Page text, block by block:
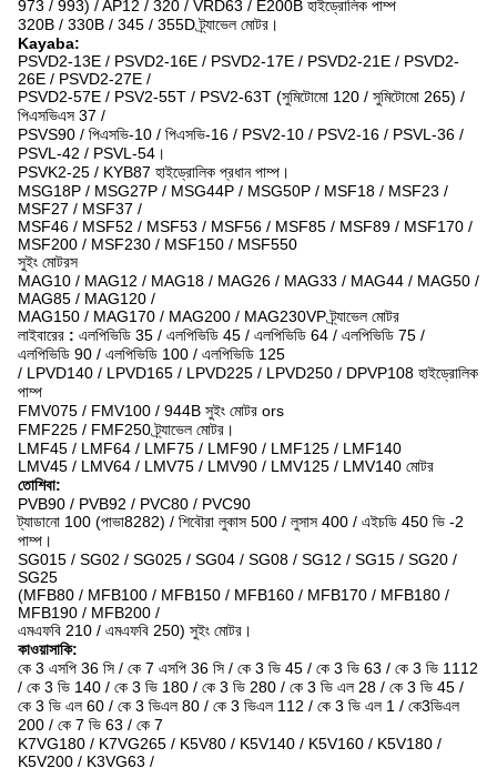
973 / 993) / AP12 / 320 / VRD63 / E200B হাইড্রোলিক পাম্প
320B / 330B / 345 / 355D ট্র্যাভেল মোটর।
Kayaba:
PSVD2-13E / PSVD2-16E / PSVD2-17E / PSVD2-21E / PSVD2-
26E / PSVD2-27E /
PSVD2-57E / PSV2-55T / PSV2-63T (সুমিটোমো 120 / সুমিটোমো 265) /
পিএসভিএস 37 /
PSVS90 / পিএসভি-10 / পিএসভি-16 / PSV2-10 / PSV2-16 / PSVL-36 /
PSVL-42 / PSVL-54।
PSVK2-25 / KYB87 হাইড্রোলিক প্রধান পাম্প।
MSG18P / MSG27P / MSG44P / MSG50P / MSF18 / MSF23 /
MSF27 / MSF37 /
MSF46 / MSF52 / MSF53 / MSF56 / MSF85 / MSF89 / MSF170 /
MSF200 / MSF230 / MSF150 / MSF550
সুইং মোটরস
MAG10 / MAG12 / MAG18 / MAG26 / MAG33 / MAG44 / MAG50 /
MAG85 / MAG120 /
MAG150 / MAG170 / MAG200 / MAG230VP ট্র্যাভেল মোটর
লাইবারের : এলপিভিডি 35 / এলপিভিডি 45 / এলপিভিডি 64 / এলপিভিডি 75 /
এলপিভিডি 90 / এলপিভিডি 100 / এলপিভিডি 125
/ LPVD140 / LPVD165 / LPVD225 / LPVD250 / DPVP108 হাইড্রোলিক
পাম্প
FMV075 / FMV100 / 944B সুইং মোটর ors
FMF225 / FMF250 ট্র্যাভেল মোটর।
LMF45 / LMF64 / LMF75 / LMF90 / LMF125 / LMF140
LMV45 / LMV64 / LMV75 / LMV90 / LMV125 / LMV140 মোটর
তোশিবা:
PVB90 / PVB92 / PVC80 / PVC90
ট্যাডানো 100 (পাভা8282) / শিবৌরা লুকাস 500 / লুসাস 400 / এইচডি 450 ভি -2
পাম্প।
SG015 / SG02 / SG025 / SG04 / SG08 / SG12 / SG15 / SG20 /
SG25
(MFB80 / MFB100 / MFB150 / MFB160 / MFB170 / MFB180 /
MFB190 / MFB200 /
এমএফবি 210 / এমএফবি 250) সুইং মোটর।
কাওয়াসাকি:
কে 3 এসপি 36 সি / কে 7 এসপি 36 সি / কে 3 ভি 45 / কে 3 ভি 63 / কে 3 ভি 1112
/ কে 3 ভি 140 / কে 3 ভি 180 / কে 3 ভি 280 / কে 3 ভি এল 28 / কে 3 ভি 45 /
কে 3 ভি এল 60 / কে 3 ভিএল 80 / কে 3 ভিএল 112 / কে 3 ভি এল 1 / কে3ভিএল
200 / কে 7 ভি 63 / কে 7
K7VG180 / K7VG265 / K5V80 / K5V140 / K5V160 / K5V180 /
K5V200 / K3VG63 /